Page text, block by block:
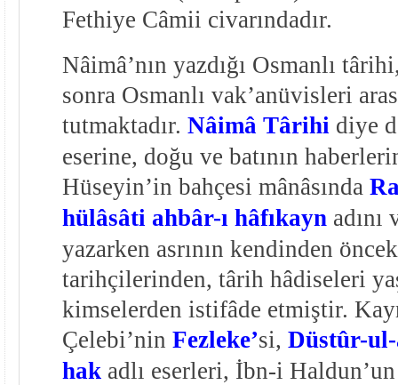
Fethiye Câmii civarındadır.
Nâimâ’nın yazdığı Osmanlı
sonra Osmanlı vak’anüvisleri
tutmaktadır. Nâimâ Târihi diye
eserine, doğu ve batının
Hüseyin’in bahçesi mânâsında
hülâsâti ahbâr-ı hâfıkayn
yazarken asrının kendinden
tarihçilerinden, târih hâdiseleri
kimselerden istifâde etmiştir.
Çelebi’nin Fezleke’si, Düstûr-
hak adlı eserleri, İbn-i